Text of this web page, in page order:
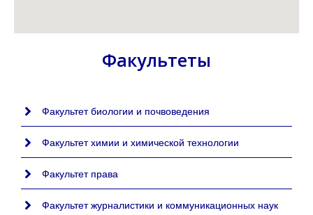
Факультеты
Факультет биологии и почвоведения
Факультет химии и химической технологии
Факультет права
Факультет журналистики и коммуникационных наук